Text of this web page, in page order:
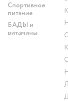
Спортивное
питание
БАДЫ и
витамины